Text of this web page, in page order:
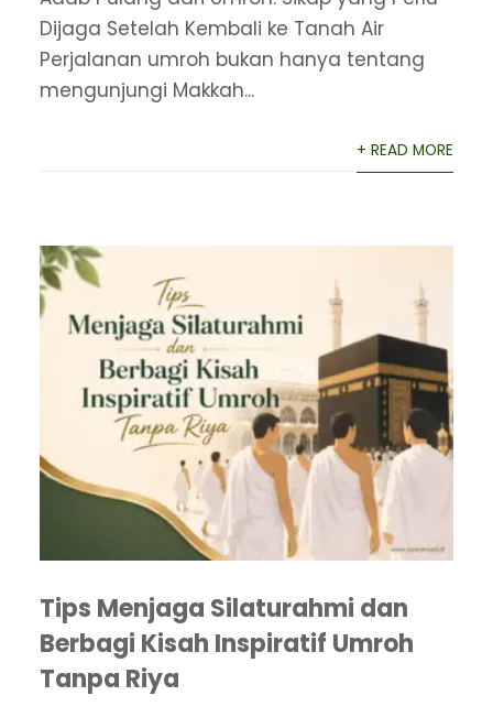
Dijaga Setelah Kembali ke Tanah Air
Perjalanan umroh bukan hanya tentang
mengunjungi Makkah...
+ READ MORE
Tips Menjaga Silaturahmi dan
Berbagi Kisah Inspiratif Umroh
Tanpa Riya